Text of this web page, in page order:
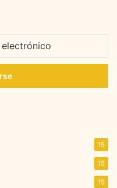
15
15
15